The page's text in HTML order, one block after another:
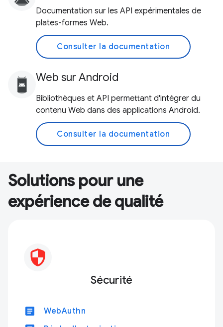
Documentation sur les API expérimentales de
plates-formes Web.
Consulter la documentation
Web sur Android
Bibliothèques et API permettant d'intégrer du
contenu Web dans des applications Android.
Consulter la documentation
Solutions pour une
expérience de qualité
Sécurité
article WebAuthn